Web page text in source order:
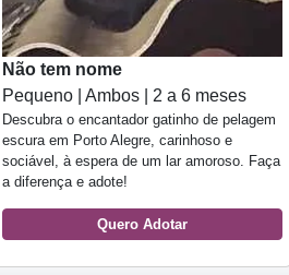
Não tem nome
Pequeno | Ambos | 2 a 6 meses
Descubra o encantador gatinho de pelagem
escura em Porto Alegre, carinhoso e
sociável, à espera de um lar amoroso. Faça
a diferença e adote!
Quero Adotar